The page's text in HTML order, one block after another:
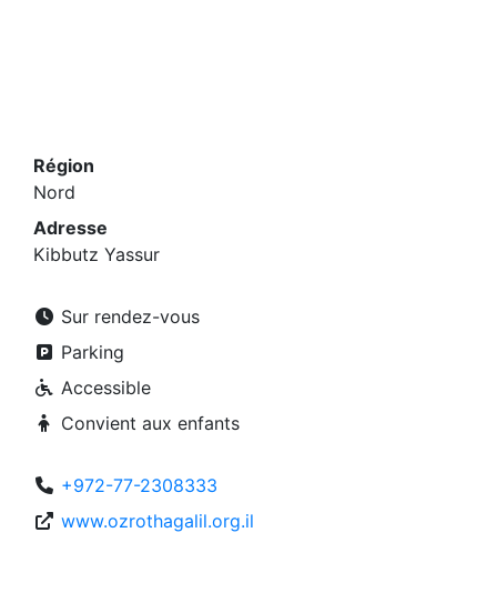
Région
Nord
Adresse
Kibbutz Yassur
Sur rendez-vous
Parking
Accessible
Convient aux enfants
+972-77-2308333
www.ozrothagalil.org.il